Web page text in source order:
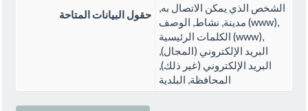
حقول البيانات المتاحة
الشخص الذي يمكن الاتصال به,
مدينة, نشاط, الوصف (www),
الكلمات الرئيسية (www),
البريد الإلكتروني (المجال),
البريد الإلكتروني (غير ذلك),
المحافظة, البلدية